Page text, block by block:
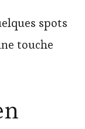
spots
touche